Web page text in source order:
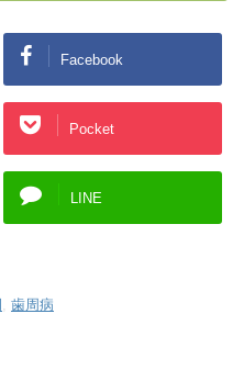
Facebook
Pocket
LINE
, 歯周病